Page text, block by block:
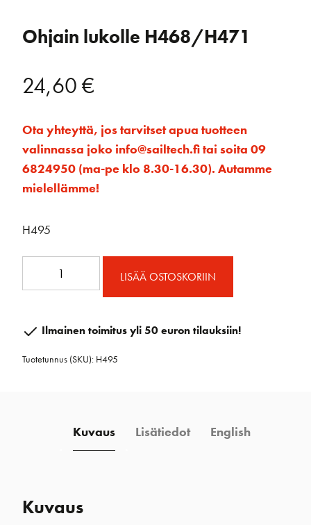
Ohjain lukolle H468/H471
24,60€
Ota yhteyttä, jos tarvitset apua tuotteen
valinnassa joko info@sailtech.fi tai soita 09
6824950 (ma-pe klo 8.30-16.30). Autamme
mielellämme!
H495
määrä
LISÄÄ OSTOSKORIIN
Ilmainen toimitus yli 50 euron tilauksiin!
Tuotetunnus (SKU): H495
Kuvaus Lisätiedot English
Kuvaus